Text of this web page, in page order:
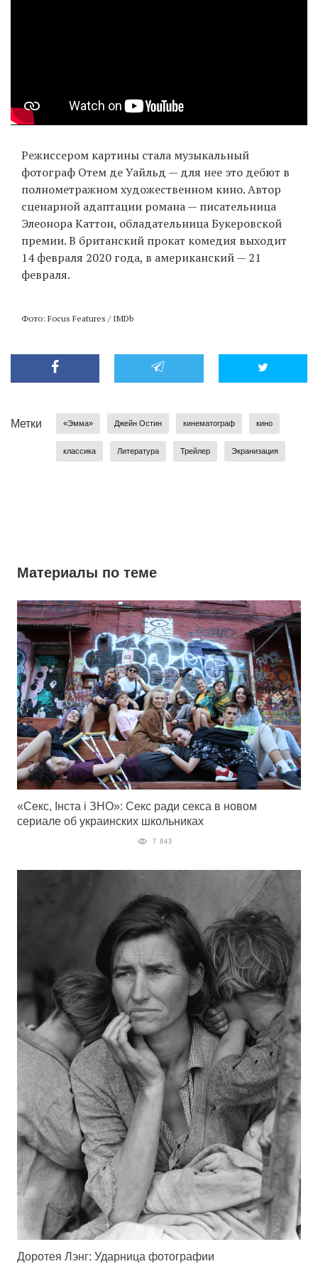
Режиссером картины стала музыкальный
фотограф Отем де Уайльд — для нее это дебют в
полнометражном художественном кино. Автор
сценарной адаптации романа — писательница
Элеонора Каттон, обладательница Букеровской
премии. В британский прокат комедия выходит
14 февраля 2020 года, в американский — 21
февраля.
Фото: Focus Features / IMDb
Метки «Эмма» Джейн Остин кинематограф кино
классика Литература Трейлер Экранизация
Материалы по теме
«Секс, Інста і ЗНО»: Секс ради секса в новом
сериале об украинских школьниках
7 843
Доротея Лэнг: Ударница фотографии